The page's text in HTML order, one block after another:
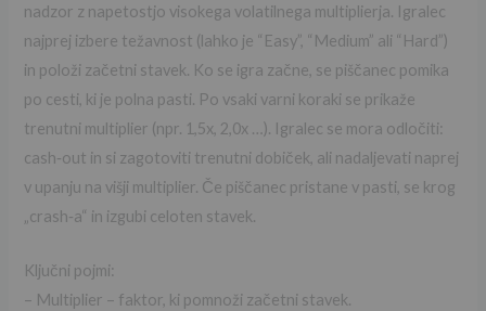
nadzor z napetostjo visokega volatilnega multiplierja. Igralec
najprej izbere težavnost (lahko je “Easy”, “Medium” ali “Hard”)
in položi začetni stavek. Ko se igra začne, se piščanec pomika
po cesti, ki je polna pasti. Po vsaki varni koraki se prikaže
trenutni multiplier (npr. 1,5x, 2,0x …). Igralec se mora odločiti:
cash‑out in si zagotoviti trenutni dobiček, ali nadaljevati naprej
v upanju na višji multiplier. Če piščanec pristane v pasti, se krog
„crash‑a“ in izgubi celoten stavek.
Ključni pojmi:
– Multiplier – faktor, ki pomnoži začetni stavek.